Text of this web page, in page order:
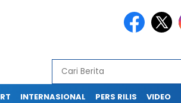
INTERNASIONAL PERS RILIS VIDEO